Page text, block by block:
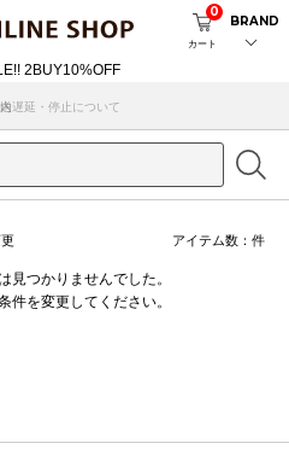
カート
0
BRAND
遅延・停止について
アイテム数： 件
見つかりませんでした。
件を変更してください。